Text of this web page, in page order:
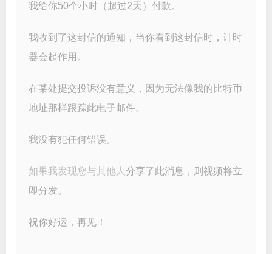
我给你50个小时（超过2天）付款。
我收到了这封信的通知，当你看到这封信时，计时
器会起作用。
在某处提交投诉没有意义，因为无法像我的比特币
地址那样跟踪此电子邮件。
我没有犯任何错误。
如果我发现您与其他人 分享了此消息，则视频将立
即分发。
祝你好运，再见！